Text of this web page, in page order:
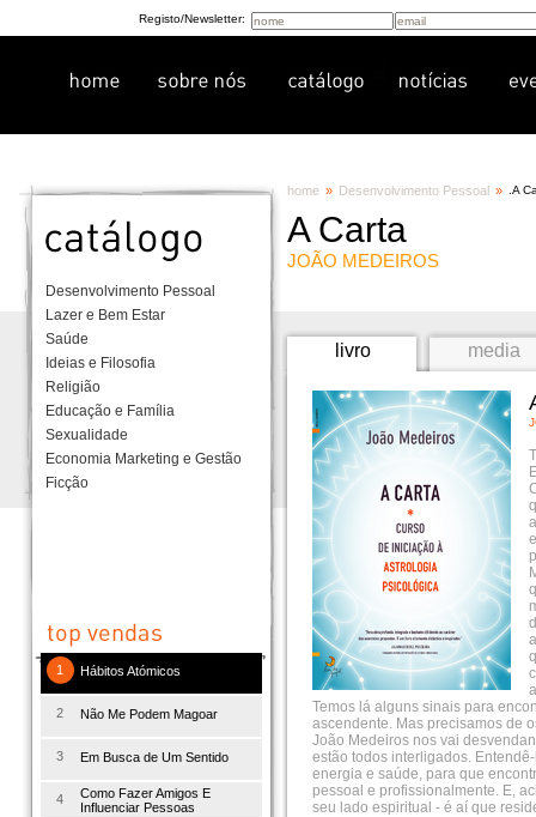
Registo/Newsletter:
Desenvolvimento Pessoal
Lazer e Bem Estar
Saúde
Ideias e Filosofia
Religião
Educação e Família
Sexualidade
Economia Marketing e Gestão
Ficção
1 Hábitos Atómicos
2 Não Me Podem Magoar
3 Em Busca de Um Sentido
4
Como Fazer Amigos E
Influenciar Pessoas
home » Desenvolvimento Pessoal » A
A Carta
JOÃO MEDEIROS
livro media
Temos lá alguns sinais para
ascendente. Mas precisamos de
João Medeiros nos vai
estão todos interligados.
energia e saúde, para que
pessoal e profissionalmente. E,
seu lado espiritual - é aí que